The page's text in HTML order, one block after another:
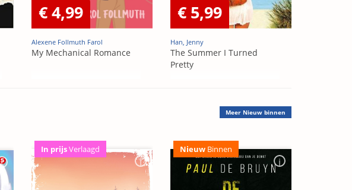
€ 4,99
Alexene Follmuth Farol
My Mechanical Romance
€ 5,99
Han, Jenny
The Summer I Turned
Pretty
Meer Nieuw binnen
In prijsVerlaagd Nieuw Binnen